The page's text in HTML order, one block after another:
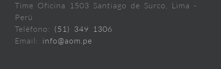
Time Oficina 1503 Santiago de Surco, Lima -
Perú
Teléfono: (51) 349 1306
Email: info@aom.pe